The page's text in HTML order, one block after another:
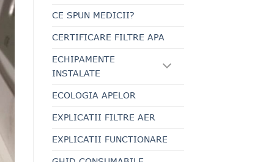
CE SPUN MEDICII?
CERTIFICARE FILTRE APA
ECHIPAMENTE
INSTALATE
ECOLOGIA APELOR
EXPLICATII FILTRE AER
EXPLICATII FUNCTIONARE